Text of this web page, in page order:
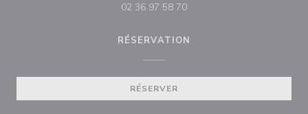
02 36 97 58 70
RÉSERVATION
RÉSERVER